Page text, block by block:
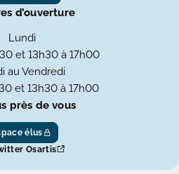
d’ouverture
Lundi
et 13h30 à 17h00
au Vendredi
et 13h30 à 17h00
près de vous
élus
Osartis